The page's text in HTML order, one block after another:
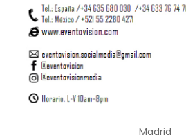
Madrid